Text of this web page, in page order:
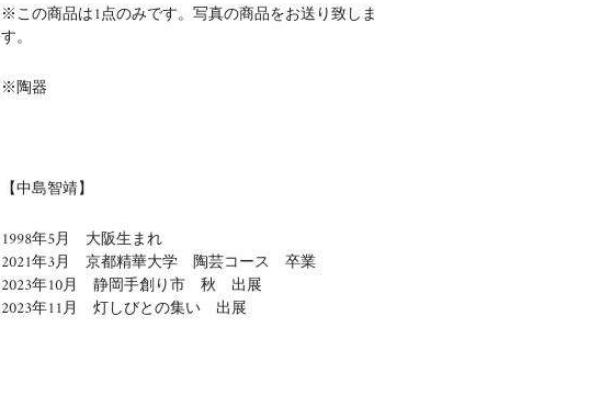
※この商品は1点のみです。写真の商品をお送り致しま
す。
※陶器
【中島智靖】
1998年5月 大阪生まれ
2021年3月 京都精華大学 陶芸コース 卒業
2023年10月 静岡手創り市 秋 出展
2023年11月 灯しびとの集い 出展